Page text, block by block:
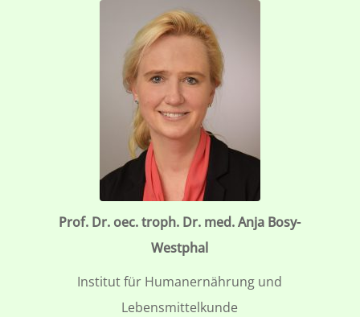
Prof. Dr. oec. troph. Dr. med. Anja Bosy-
Westphal
Institut für Humanernährung und
Lebensmittelkunde